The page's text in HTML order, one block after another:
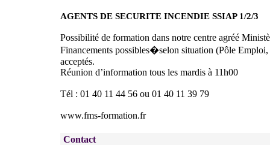
AGENTS DE SECURITE INCENDIE SSIAP 1/2/3
Possibilité de formation dans notre centre agréé
Financements possibles�selon situation (Pôle
acceptés.
Réunion d’information tous les mardis à 11h00
Tél : 01 40 11 44 56 ou 01 40 11 39 79
www.fms-formation.fr
Contact